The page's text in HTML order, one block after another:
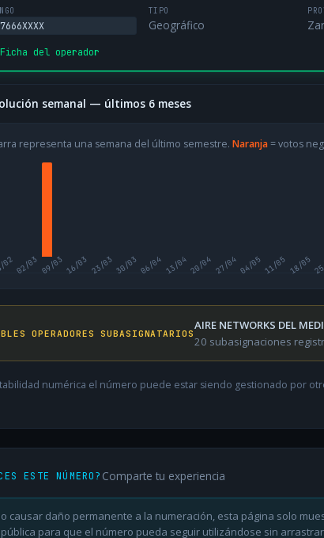
TIPO
Geográfico
del operador
semanal — últimos 6 meses
representa una semana del último semestre. Naranja= votos
02/03 09/03 16/03 23/03 30/03 06/04 13/0420/04 27/0404/0511/05 18/05
OPERADORES SUBASIGNATARIOS
AIRE NETWORKS DEL
20 subasignaciones
numérica el número puede estar siendo gestionado por
ESTE NÚMERO? Comparte tu experiencia
causar daño permanente a la numeración, esta página solo
para que el número pueda seguir utilizándose sin